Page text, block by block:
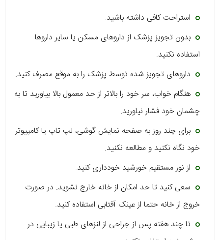
استراحت کافی داشته باشید.
بدون تجویز پزشک از داروهای مسکن یا سایر داروها
استفاده نکنید.
داروهای تجویز شده توسط پزشک را به موقع مصرف کنید.
هنگام خواب، سر خود را بالاتر از حد معمول بالا بیاورید تا به
چشمان خود فشار نیاورید.
برای چند روز به صفحه نمایش گوشی، لپ تاپ یا کامپیوتر
خود نگاه نکنید و مطالعه نکنید.
از نور مستقیم خورشید خودداری کنید.
سعی کنید تا حد امکان از خانه خارج نشوید. در صورت
خروج از خانه حتما از عینک آفتابی استفاده کنید.
تا چند هفته پس از جراحی از لنزهای طبی یا زیبایی در